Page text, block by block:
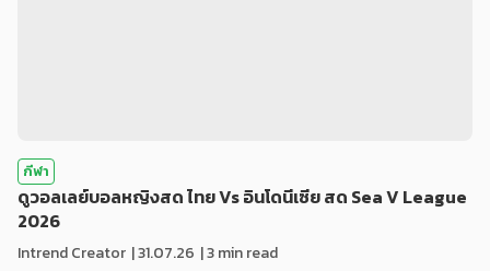
กีฬา
ดูวอลเลย์บอลหญิงสด ไทย Vs อินโดนีเซีย สด Sea V League
2026
Intrend Creator |31.07.26 | 3 min read